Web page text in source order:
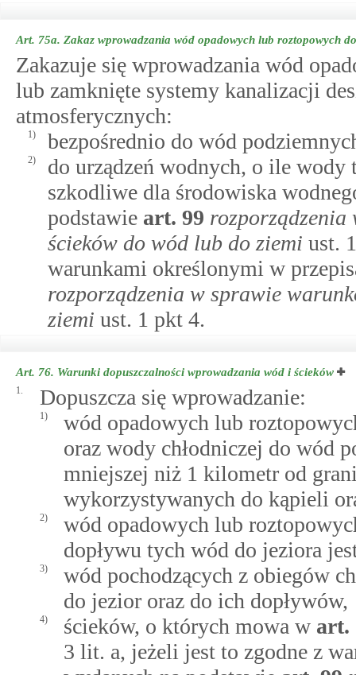
Art. 75a. Zakaz wprowadzania wód opadowych lub roztopowych
Zakazuje się wprowadzania wód
lub zamknięte systemy kanalizacji
atmosferycznych:
1) bezpośrednio do wód
2)
do urządzeń wodnych, o ile wody
szkodliwe dla środowiska
podstawie art. 99
ścieków do wód lub do ziemi ust.
warunkami określonymi w
rozporządzenia w sprawie
ziemi ust. 1 pkt 4.
Art. 76. Warunki dopuszczalności wprowadzania wód i ścieków
1. Dopuszcza się wprowadzanie:
1)
wód opadowych lub
oraz wody chłodniczej do wód
mniejszej niż 1 kilometr od
wykorzystywanych do kąpieli
2)
wód opadowych lub
dopływu tych wód do jeziora
3)
wód pochodzących z obiegów
do jezior oraz do ich dopływów,
4) ścieków, o których mowa w art.
3 lit. a, jeżeli jest to zgodne z